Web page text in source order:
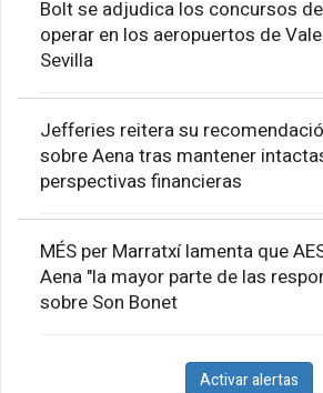
Bolt se adjudica los concursos
operar en los aeropuertos de
Sevilla
Jefferies reitera su
sobre Aena tras mantener
perspectivas financieras
MÉS per Marratxí lamenta que
Aena "la mayor parte de las
sobre Son Bonet
Activar alertas